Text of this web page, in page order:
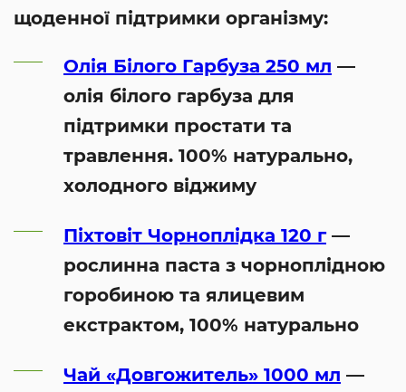
щоденної підтримки організму:
Олія Білого Гарбуза 250 мл —
олія білого гарбуза для
підтримки простати та
травлення. 100% натурально,
холодного віджиму
Піхтовіт Чорноплідка 120 г—
рослинна паста з чорноплідною
горобиною та ялицевим
екстрактом, 100% натурально
Чай «Довгожитель» 1000 мл —